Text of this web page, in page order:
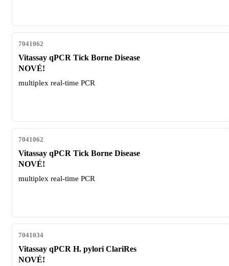
7041062
Vitassay qPCR Tick Borne Disease
NOVÉ!
multiplex real-time PCR
7041062
Vitassay qPCR Tick Borne Disease
NOVÉ!
multiplex real-time PCR
7041034
Vitassay qPCR H. pylori ClariRes
NOVÉ!